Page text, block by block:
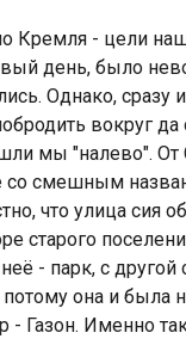
Кремля - цели
день, было
Однако, сразу
вокруг да
мы "налево". От
смешным
что улица сия
старого
- парк, с другой
она и была
- Газон. Именно